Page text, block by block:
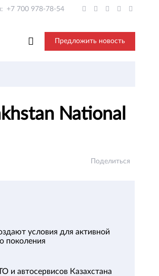
+7 700 978-78-54
Предложить новость
National
Поделиться
условия для активной
поколения
и автосервисов Казахстана